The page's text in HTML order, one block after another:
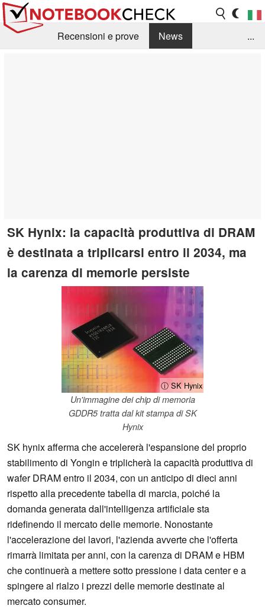
Recensioni e prove
News
...
SK Hynix: la capacità produttiva di DRAM
è destinata a triplicarsi entro il 2034, ma
la carenza di memorie persiste
ⓘ SK Hynix
Un'immagine dei chip di memoria
GDDR5 tratta dal kit stampa di SK
Hynix
SK hynix afferma che accelererà l'espansione del proprio
stabilimento di Yongin e triplicherà la capacità produttiva di
wafer DRAM entro il 2034, con un anticipo di dieci anni
rispetto alla precedente tabella di marcia, poiché la
domanda generata dall'intelligenza artificiale sta
ridefinendo il mercato delle memorie. Nonostante
l'accelerazione dei lavori, l'azienda avverte che l'offerta
rimarrà limitata per anni, con la carenza di DRAM e HBM
che continuerà a mettere sotto pressione i data center e a
spingere al rialzo i prezzi delle memorie destinate al
mercato consumer.